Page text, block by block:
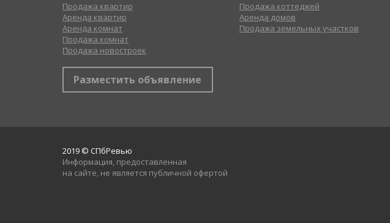
Продажа квартир
Аренда квартир
Аренда комнат
Продажа комнат
Продажа новостроек
Разместить объявление
Продажа коттеджей
Аренда домов
Продажа земельных участков
2019 © СПбРевью
Информация, предоставленная
на сайте, не является публичной офертой